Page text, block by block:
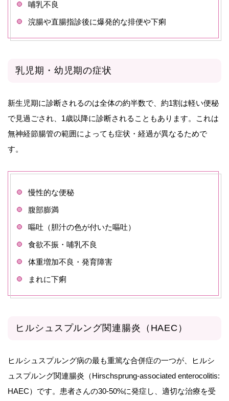
哺乳不良
浣腸や直腸指診後に爆発的な排便や下痢
乳児期・幼児期の症状
新生児期に診断されるのは全体の約半数で、約1割は軽い便秘
で見過ごされ、1歳以降に診断されることもあります。これは
無神経節腸管の範囲によっても症状・経過が異なるためで
す。
慢性的な便秘
腹部膨満
嘔吐（胆汁の色が付いた嘔吐）
食欲不振・哺乳不良
体重増加不良・発育障害
まれに下痢
ヒルシュスプルング関連腸炎（HAEC）
ヒルシュスプルング病の最も重篤な合併症の一つが、ヒルシ
ュスプルング関連腸炎（Hirschsprung-associated enterocolitis:
HAEC）です。患者さんの30-50%に発症し、適切な治療を受